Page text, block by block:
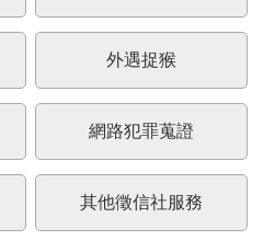
外遇捉猴
網路犯罪蒐證
其他徵信社服務